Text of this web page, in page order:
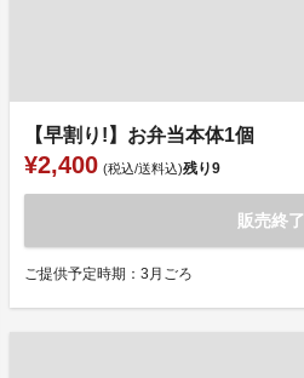
【早割り!】お弁当本体1個
¥2,400 (税込/送料込)残り9
販売終了
ご提供予定時期：3月ごろ